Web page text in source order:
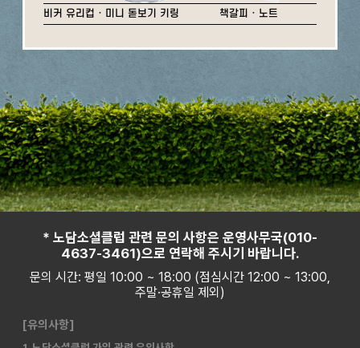
비커 유리컵 · 미니 돋보기 키링 책갈피 · 노트
* 노담소셜클럽 관련 문의 사항은 운영사무국(010-
4637-3461)으로 연락해 주시기 바랍니다.
문의 시간: 평일 10:00 ~ 18:00 (점심시간 12:00 ~ 13:00,
주말·공휴일 제외)
[유의사항]